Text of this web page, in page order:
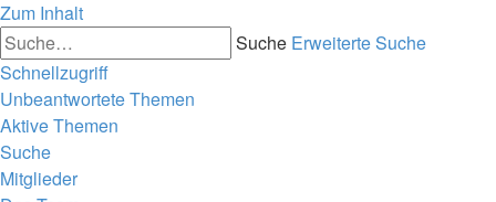
Zum Inhalt
Suche Erweiterte Suche
Schnellzugriff
Unbeantwortete Themen
Aktive Themen
Suche
Mitglieder